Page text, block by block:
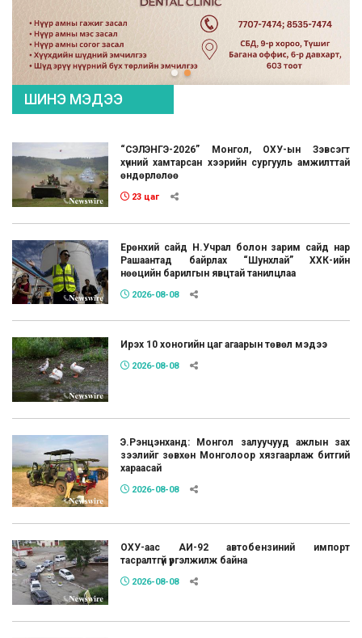
ШИНЭ МЭДЭЭ
“СЭЛЭНГЭ-2026” Монгол, ОХУ-ын Зэвсэгт
хүчний хамтарсан хээрийн сургууль амжилттай
өндөрлөлөө
23 цаг
Ерөнхий сайд Н.Учрал болон зарим сайд нар
Рашаантад байрлах “Шунхлай” ХХК-ийн
нөөцийн барилгын явцтай танилцлаа
2026-08-08
Ирэх 10 хоногийн цаг агаарын төвөл мэдээ
2026-08-08
Э.Рэнцэнханд: Монгол залуучууд ажлын зах
зээлийг зөвхөн Монголоор хязгаарлаж битгий
хараасай
2026-08-08
ОХУ-аас АИ-92 автобензиний импорт
тасралтгүй үргэлжилж байна
2026-08-08